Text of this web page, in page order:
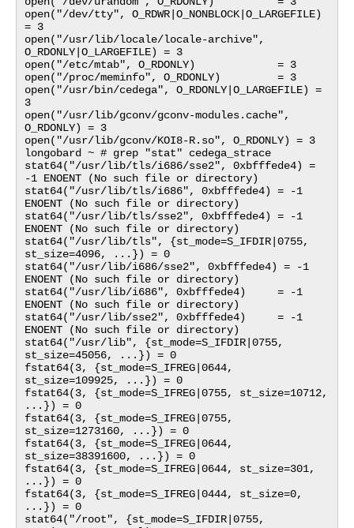
open("/dev/tty", O_RDWR|O_NONBLOCK|O_LARGEFILE)
= 3
open("/usr/lib/locale/locale-archive",
O_RDONLY|O_LARGEFILE) = 3
open("/etc/mtab", O_RDONLY)             = 3
open("/proc/meminfo", O_RDONLY)         = 3
open("/usr/bin/cedega", O_RDONLY|O_LARGEFILE) =
3
open("/usr/lib/gconv/gconv-modules.cache",
O_RDONLY) = 3
open("/usr/lib/gconv/KOI8-R.so", O_RDONLY) = 3
longobard ~ # grep "stat" cedega_strace
stat64("/usr/lib/tls/i686/sse2", 0xbfffede4) =
-1 ENOENT (No such file or directory)
stat64("/usr/lib/tls/i686", 0xbfffede4) = -1
ENOENT (No such file or directory)
stat64("/usr/lib/tls/sse2", 0xbfffede4) = -1
ENOENT (No such file or directory)
stat64("/usr/lib/tls", {st_mode=S_IFDIR|0755,
st_size=4096, ...}) = 0
stat64("/usr/lib/i686/sse2", 0xbfffede4) = -1
ENOENT (No such file or directory)
stat64("/usr/lib/i686", 0xbfffede4)     = -1
ENOENT (No such file or directory)
stat64("/usr/lib/sse2", 0xbfffede4)     = -1
ENOENT (No such file or directory)
stat64("/usr/lib", {st_mode=S_IFDIR|0755,
st_size=45056, ...}) = 0
fstat64(3, {st_mode=S_IFREG|0644,
st_size=109925, ...}) = 0
fstat64(3, {st_mode=S_IFREG|0755, st_size=10712,
...}) = 0
fstat64(3, {st_mode=S_IFREG|0755,
st_size=1273160, ...}) = 0
fstat64(3, {st_mode=S_IFREG|0644,
st_size=38391600, ...}) = 0
fstat64(3, {st_mode=S_IFREG|0644, st_size=301,
...}) = 0
fstat64(3, {st_mode=S_IFREG|0444, st_size=0,
...}) = 0
stat64("/root", {st_mode=S_IFDIR|0755,